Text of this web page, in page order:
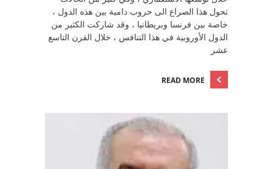
تحول هذا الصراع الى حروب دامية بين هذه الدول ،
خاصة بين فرنسا وبريطانيا ، وقد شاركت الكثير من
الدول الأوروبية في هذا التنافس ، خلال القرن التاسع
عشر
READ MORE